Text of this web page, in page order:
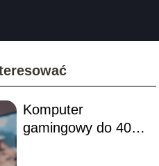
Komputer
gamingowy do 4000